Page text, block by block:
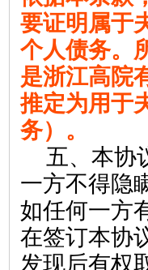
要证明属于
个人债务。
是浙江高院
推定为用于
务）。
五、本协
一方不得隐
如任何一方
在签订本协
发现后有权